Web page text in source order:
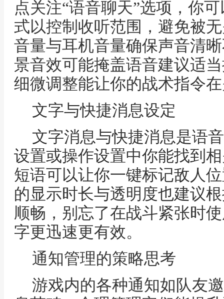
点关注“语音聊天”选项，你
式以控制收听范围，避免被
音量与耳机音量确保声音清
景音效可能掩盖语音建议适
细微调整能让你的战术指令
文字与快捷消息设定
文字消息与快捷消息是语
设置或操作设置中你能找到
短语可以让你一键标记敌人
的显示时长与透明度也建议
顺畅，别忘了在战斗紧张时
字更迅速更有效。
通知管理的策略思考
游戏内的各种通知如队友